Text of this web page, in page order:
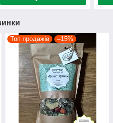
Топ продажів –15%